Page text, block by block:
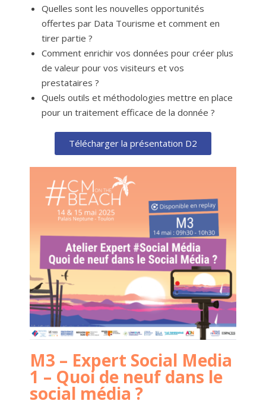
Quelles sont les nouvelles opportunités
offertes par Data Tourisme et comment en
tirer partie ?
Comment enrichir vos données pour créer plus
de valeur pour vos visiteurs et vos
prestataires ?
Quels outils et méthodologies mettre en place
pour un traitement efficace de la donnée ?
Télécharger la présentation D2
M3 – Expert Social Media
1 – Quoi de neuf dans le
social média ?